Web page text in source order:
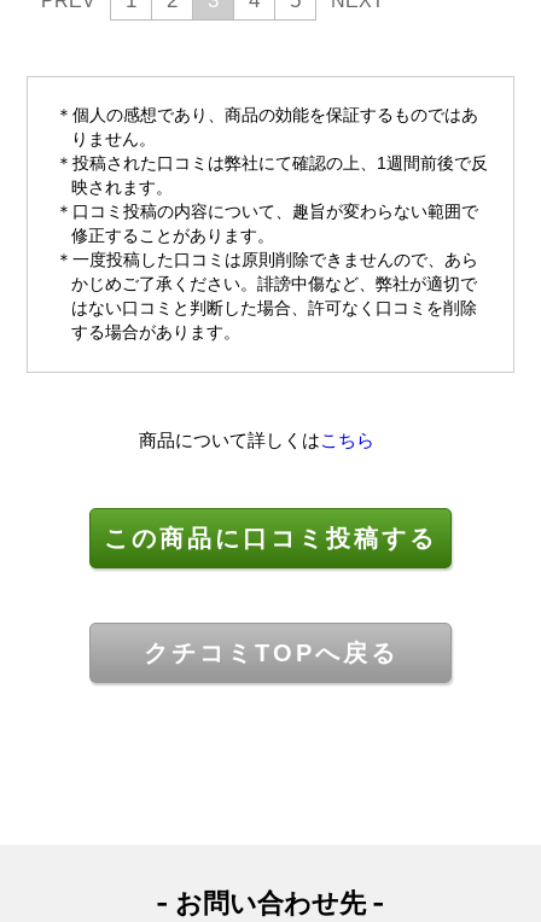
個人の感想であり、商品の効能を保証するものではあ
りません。
投稿された口コミは弊社にて確認の上、1週間前後で反
映されます。
口コミ投稿の内容について、趣旨が変わらない範囲で
修正することがあります。
一度投稿した口コミは原則削除できませんので、あら
かじめご了承ください。誹謗中傷など、弊社が適切で
はない口コミと判断した場合、許可なく口コミを削除
する場合があります。
商品について詳しくはこちら
この商品に口コミ投稿する
クチコミTOPへ戻る
- お問い合わせ先 -